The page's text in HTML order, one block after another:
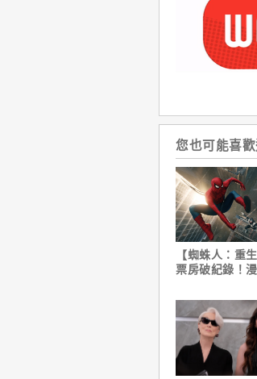
您也可能喜
【蜘蛛人：重生
票房破紀錄！
讚！